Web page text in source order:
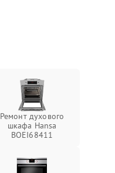
Ремонт духового
шкафа Hansa
BOEI68411